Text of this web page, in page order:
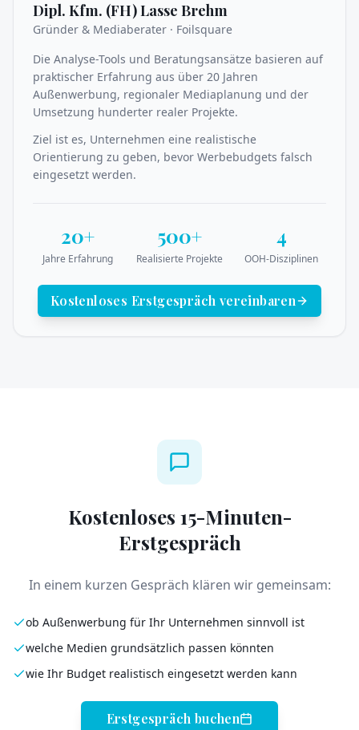
Dipl. Kfm. (FH) Lasse Brehm
Gründer & Mediaberater · Foilsquare
Die Analyse-Tools und Beratungsansätze basieren auf
praktischer Erfahrung aus über 20 Jahren
Außenwerbung, regionaler Mediaplanung und der
Umsetzung hunderter realer Projekte.
Ziel ist es, Unternehmen eine realistische
Orientierung zu geben, bevor Werbebudgets falsch
eingesetzt werden.
20+
Jahre Erfahrung
500+
Realisierte Projekte
4
OOH-Disziplinen
Kostenloses Erstgespräch vereinbaren
Kostenloses 15-Minuten-
Erstgespräch
In einem kurzen Gespräch klären wir gemeinsam:
ob Außenwerbung für Ihr Unternehmen sinnvoll ist
welche Medien grundsätzlich passen könnten
wie Ihr Budget realistisch eingesetzt werden kann
Erstgespräch buchen